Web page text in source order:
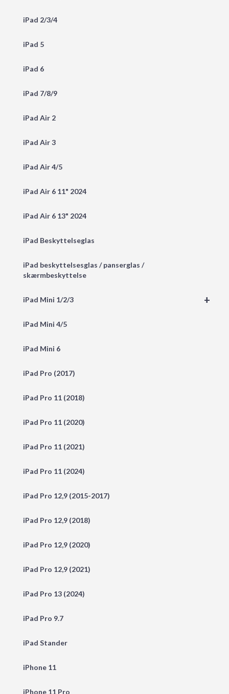
iPad 2/3/4
iPad 5
iPad 6
iPad 7/8/9
iPad Air 2
iPad Air 3
iPad Air 4/5
iPad Air 6 11" 2024
iPad Air 6 13" 2024
iPad Beskyttelseglas
iPad beskyttelsesglas / panserglas /
skærmbeskyttelse
+
iPad Mini 1/2/3
iPad Mini 4/5
iPad Mini 6
iPad Pro (2017)
iPad Pro 11 (2018)
iPad Pro 11 (2020)
iPad Pro 11 (2021)
iPad Pro 11 (2024)
iPad Pro 12,9 (2015-2017)
iPad Pro 12,9 (2018)
iPad Pro 12,9 (2020)
iPad Pro 12,9 (2021)
iPad Pro 13 (2024)
iPad Pro 9.7
iPad Stander
iPhone 11
iPhone 11 Pro